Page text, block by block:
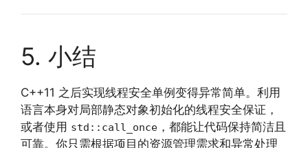
5. 小结
C++11 之后实现线程安全单例变得异常简单。利用
语言本身对局部静态对象初始化的线程安全保证，
或者使用 std::call_once ，都能让代码保持简洁且
可靠。你只需根据项目的资源管理需求和异常处理